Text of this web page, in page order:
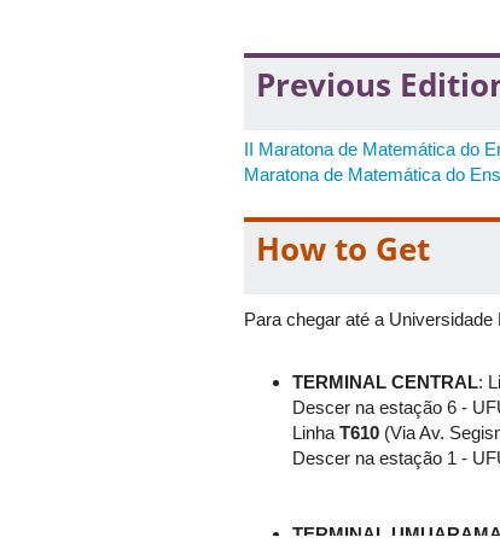
Previous
II Maratona de Matemática do
Maratona de Matemática do
How to Get
Para chegar até a
TERMINAL CENTRAL:
Descer na estação 6 -
Linha T610 (Via Av.
Descer na estação 1 -
TERMINAL UMUARAMA